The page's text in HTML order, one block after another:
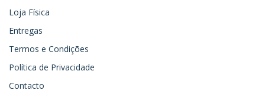
Loja Física
Entregas
Termos e Condições
Política de Privacidade
Contacto